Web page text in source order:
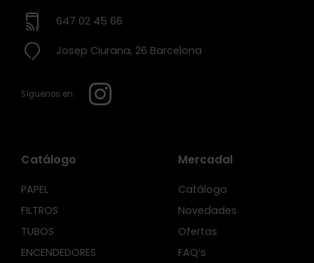
647 02 45 66
Josep Ciurana, 26 Barcelona
Síguenos en:
Catálogo
PAPEL
FILTROS
TUBOS
ENCENDEDORES
Mercadal
Catálogo
Novedades
Ofertas
FAQ’s